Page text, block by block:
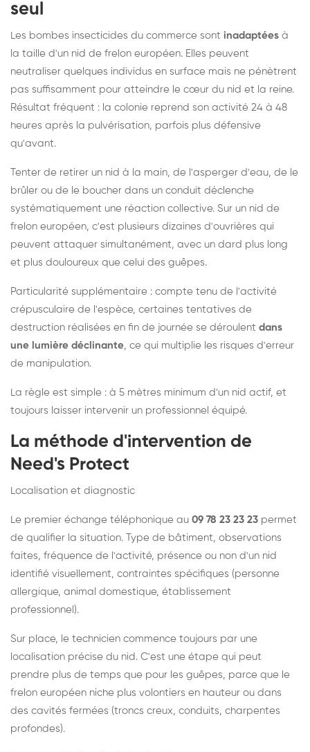
seul
Les bombes insecticides du commerce sont inadaptées à
la taille d'un nid de frelon européen. Elles peuvent
neutraliser quelques individus en surface mais ne pénètrent
pas suffisamment pour atteindre le cœur du nid et la reine.
Résultat fréquent : la colonie reprend son activité 24 à 48
heures après la pulvérisation, parfois plus défensive
qu'avant.
Tenter de retirer un nid à la main, de l'asperger d'eau, de le
brûler ou de le boucher dans un conduit déclenche
systématiquement une réaction collective. Sur un nid de
frelon européen, c'est plusieurs dizaines d'ouvrières qui
peuvent attaquer simultanément, avec un dard plus long
et plus douloureux que celui des guêpes.
Particularité supplémentaire : compte tenu de l'activité
crépusculaire de l'espèce, certaines tentatives de
destruction réalisées en fin de journée se déroulent dans
une lumière déclinante, ce qui multiplie les risques d'erreur
de manipulation.
La règle est simple : à 5 mètres minimum d'un nid actif, et
toujours laisser intervenir un professionnel équipé.
La méthode d'intervention de
Need's Protect
Localisation et diagnostic
Le premier échange téléphonique au 09 78 23 23 23 permet
de qualifier la situation. Type de bâtiment, observations
faites, fréquence de l'activité, présence ou non d'un nid
identifié visuellement, contraintes spécifiques (personne
allergique, animal domestique, établissement
professionnel).
Sur place, le technicien commence toujours par une
localisation précise du nid. C'est une étape qui peut
prendre plus de temps que pour les guêpes, parce que le
frelon européen niche plus volontiers en hauteur ou dans
des cavités fermées (troncs creux, conduits, charpentes
profondes).